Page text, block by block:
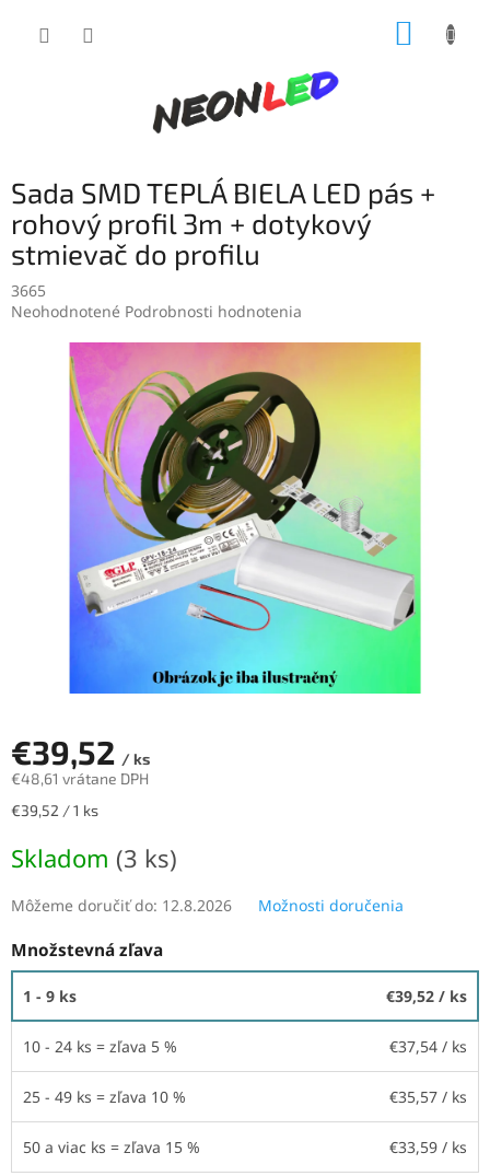
Sada SMD TEPLÁ BIELA LED pás +
rohový profil 3m + dotykový
stmievač do profilu
3665
Priemerné
produktu
hviezdičiek.
Neohodnotené Podrobnosti hodnotenia
€39,52 / ks
€48,61 vrátane DPH
Jednotková
€39,52 / 1 ks
Skladom (3 ks)
Môžeme doručiť do: 12.8.2026 Možnosti doručenia
Množstevná zľava
1 - 9 ks €39,52 / ks
10 - 24 ks = zľava 5 % €37,54 / ks
25 - 49 ks = zľava 10 % €35,57 / ks
50 a viac ks = zľava 15 % €33,59 / ks